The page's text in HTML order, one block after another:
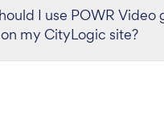
I use POWR Video
my CityLogic site?